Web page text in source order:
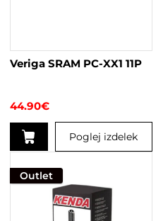
Veriga SRAM PC-XX1 11P
44.90€
Poglej izdelek
Outlet